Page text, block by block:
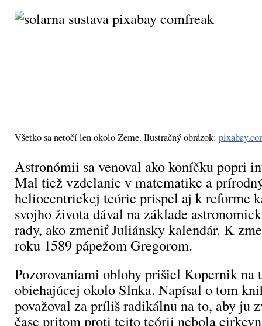
Všetko sa netočí len okolo Zeme. Ilustračný obrázok:
Astronómii sa venoval ako koníčku popri
Mal tiež vzdelanie v matematike a
heliocentrickej teórie prispel aj k reforme
svojho života dával na základe
rady, ako zmeniť Juliánsky kalendár. K
roku 1589 pápežom Gregorom.
Pozorovaniami oblohy prišiel Kopernik na
obiehajúcej okolo Slnka. Napísal o tom
považoval za príliš radikálnu na to, aby ju
čase pritom proti tejto teórii nebola